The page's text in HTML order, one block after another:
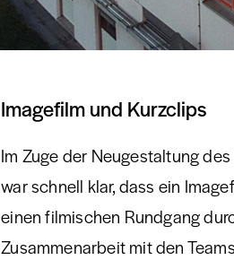
Imagefilm und Kurzclips
Im Zuge der Neugestaltung
war schnell klar, dass ein
einen filmischen Rundgang
Zusammenarbeit mit den